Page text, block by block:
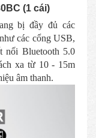
(1 cái)
bị đầy đủ các
các cổng USB,
nối Bluetooth 5.0
xa từ 10 - 15m
âm thanh.